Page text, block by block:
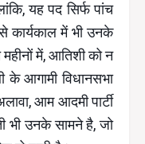
यह पद सिर्फ पांच
कार्यकाल में भी उनके
में, आतिशी को न
के आगामी विधानसभा
आम आदमी पार्टी
भी उनके सामने है, जो